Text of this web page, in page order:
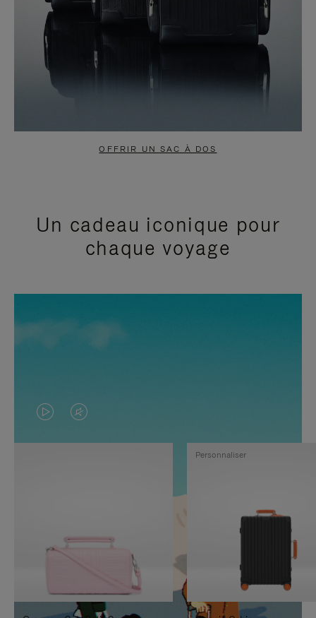
OFFRIR UN SAC À DOS
Un cadeau iconique pour
chaque voyage
LA
VIDÉO
PAUSE,
APPUYEZ
SUR
LE
SON
DÉSACTIVÉ.
VEUILLEZ
Personnaliser